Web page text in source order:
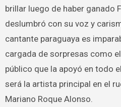
brillar luego de haber ganado
deslumbró con su voz y
cantante paraguaya es
cargada de sorpresas como
público que la apoyó en todo
será la artista principal en el
Mariano Roque Alonso.